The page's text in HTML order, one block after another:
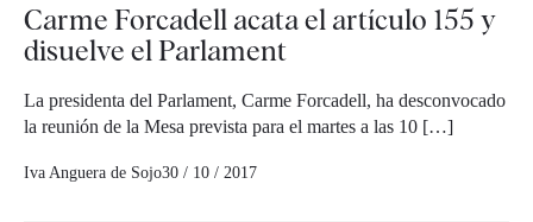
Carme Forcadell acata el artículo 155 y
disuelve el Parlament
La presidenta del Parlament, Carme Forcadell, ha desconvocado
la reunión de la Mesa prevista para el martes a las 10 […]
Iva Anguera de Sojo30 / 10 / 2017